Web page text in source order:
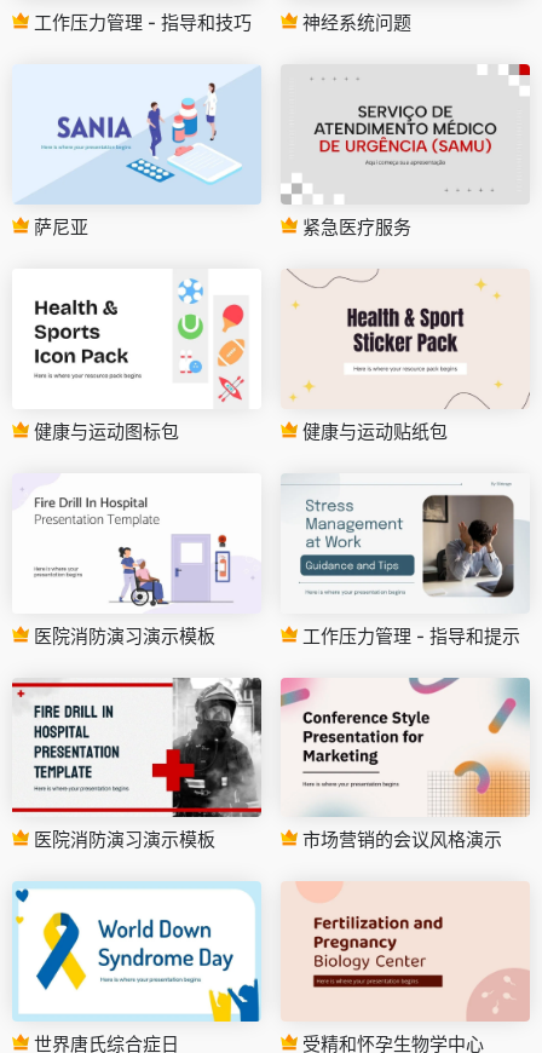
工作压力管理 - 指导和技巧 神经系统问题
萨尼亚 紧急医疗服务
健康与运动图标包 健康与运动贴纸包
医院消防演习演示模板 工作压力管理 - 指导和提示
医院消防演习演示模板 市场营销的会议风格演示
世界唐氏综合症日 受精和怀孕生物学中心